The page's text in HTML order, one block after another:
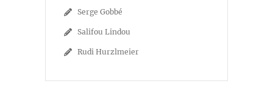
Serge Gobbé
Salifou Lindou
Rudi Hurzlmeier